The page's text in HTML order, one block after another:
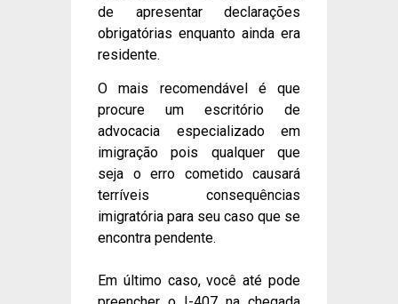
de apresentar declarações
obrigatórias enquanto ainda era
residente.
O mais recomendável é que
procure um escritório de
advocacia especializado em
imigração pois qualquer que
seja o erro cometido causará
terríveis consequências
imigratória para seu caso que se
encontra pendente.
Em último caso, você até pode